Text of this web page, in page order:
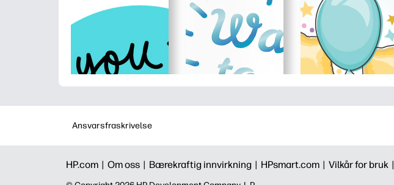
Ansvarsfraskrivelse
HP.com | Om oss | Bærekraftig innvirkning | HPsmart.com | Vilkår for bruk |